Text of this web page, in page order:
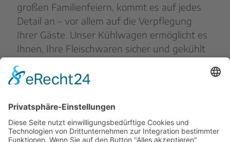
großen Familienfeiern, kommt es auf jedes
Detail an – vor allem auf die Verpflegung
Ihrer Gäste. Unser Kühlwagen ermöglicht es
Ihnen, Ihre Fleischwaren sicher und gekühlt
Festessen perfekt vorbereitet sind. Ob edle
Delikatessen – mit unserem Service bleibt
alles frisch und bereit zum Genießen.